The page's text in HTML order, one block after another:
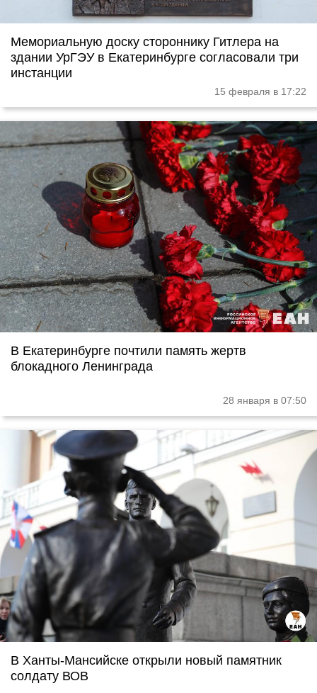
Мемориальную доску стороннику Гитлера на
здании УрГЭУ в Екатеринбурге согласовали три
инстанции
15 февраля в 17:22
В Екатеринбурге почтили память жертв
блокадного Ленинграда
28 января в 07:50
В Ханты-Мансийске открыли новый памятник
солдату ВОВ